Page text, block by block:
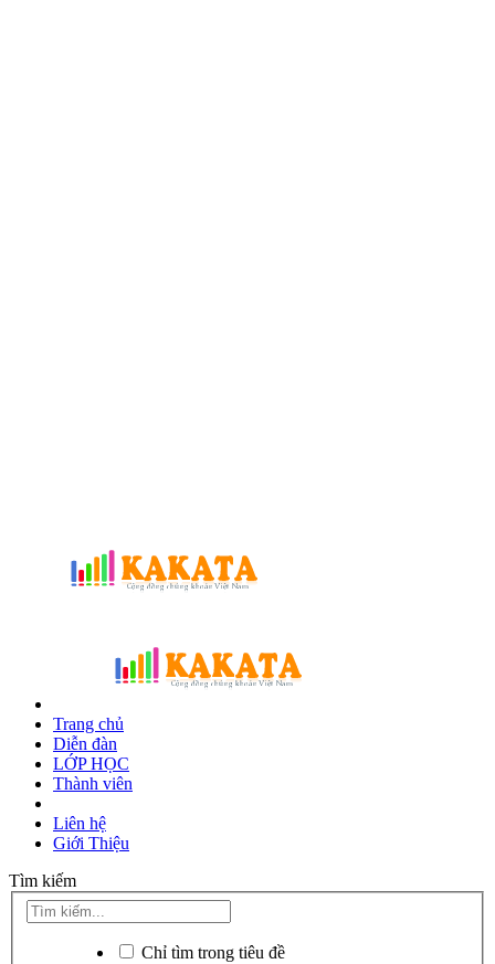
Trang chủ
Diễn đàn
LỚP HỌC
Thành viên
Liên hệ
Giới Thiệu
Tìm kiếm
Chỉ tìm trong tiêu đề